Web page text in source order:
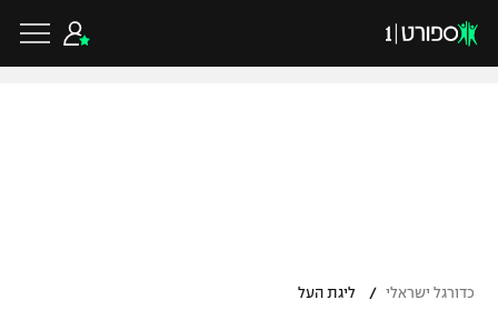
כדורגל ישראלי / ליגת העל